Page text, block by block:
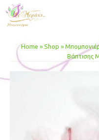
Home » Shop »
Βάπτισης